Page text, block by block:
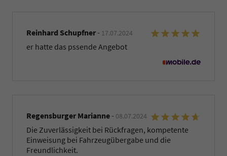
Reinhard Schupfner- 17.07.2024
er hatte das pssende Angebot
Regensburger Marianne- 08.07.2024
Die Zuverlässigkeit bei Rückfragen, kompetente
Einweisung bei Fahrzeugübergabe und die
Freundlichkeit.